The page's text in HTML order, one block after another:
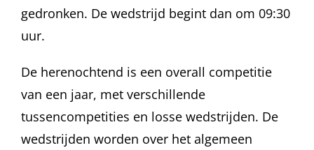
gedronken. De wedstrijd begint dan om 09:30
uur.
De herenochtend is een overall competitie
van een jaar, met verschillende
tussencompetities en losse wedstrijden. De
wedstrijden worden over het algemeen